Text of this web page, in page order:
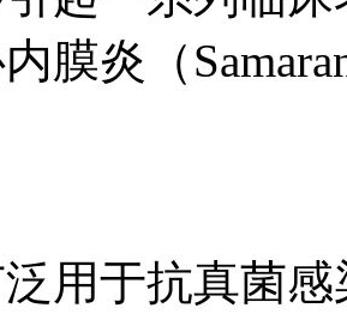
膜炎（
泛用于抗真菌